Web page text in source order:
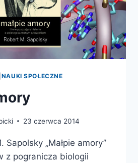
NAUKI SPOŁECZNE
23 czerwca 2014
Sapolsky „Małpie amory”
z pogranicza biologii